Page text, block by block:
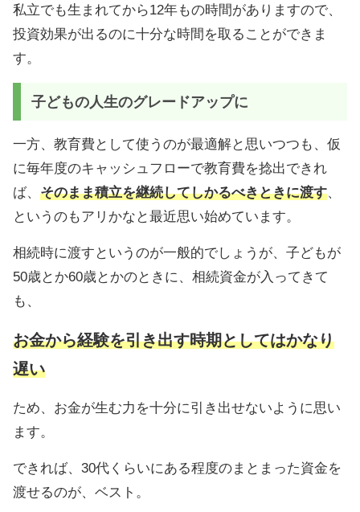
私立でも生まれてから12年もの時間がありますので、
投資効果が出るのに十分な時間を取ることができま
す。
子どもの人生のグレードアップに
一方、教育費として使うのが最適解と思いつつも、仮
に毎年度のキャッシュフローで教育費を捻出できれ
ば、 そのまま積立を継続してしかるべきときに渡す、
というのもアリかなと最近思い始めています。
相続時に渡すというのが一般的でしょうが、子どもが
50歳とか60歳とかのときに、相続資金が入ってきて
も、
お金から経験を引き出す時期としてはかなり
遅い
ため、お金が生む力を十分に引き出せないように思い
ます。
できれば、30代くらいにある程度のまとまった資金を
渡せるのが、ベスト。